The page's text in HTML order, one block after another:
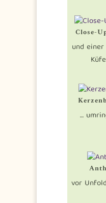
Close-
und
…
vor